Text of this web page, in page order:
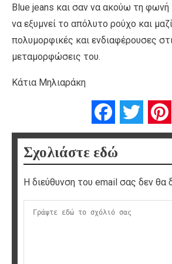
Blue jeans και σαν να ακούω τη φωνή
να εξυμνεί το απόλυτο ρούχο και
πολυμορφικές και ενδιαφέρουσες
μεταμορφώσεις του.
Κάτια Μηλιαράκη
FacebookTwitter
Σχολιάστε εδώ
Η διεύθυνση του email σας δεν θα